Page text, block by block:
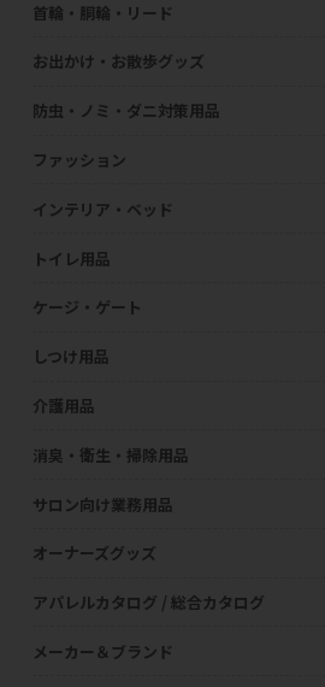
首輪・胴輪・リード
お出かけ・お散歩グッズ
防虫・ノミ・ダニ対策用品
ファッション
インテリア・ベッド
トイレ用品
ケージ・ゲート
しつけ用品
介護用品
消臭・衛生・掃除用品
サロン向け業務用品
オーナーズグッズ
アパレルカタログ / 総合カタログ
メーカー＆ブランド